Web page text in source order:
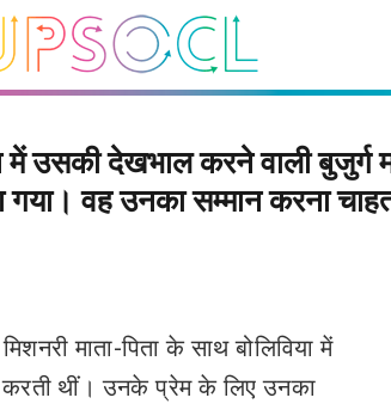
उसकी देखभाल करने वाली बुजुर्ग
गया। वह उनका सम्मान करना
माता-पिता के साथ बोलिविया में
थीं। उनके प्रेम के लिए उनका